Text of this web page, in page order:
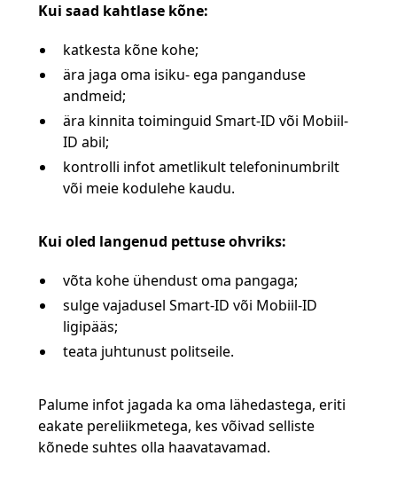
Kui saad kahtlase kõne:
katkesta kõne kohe;
ära jaga oma isiku- ega panganduse
andmeid;
ära kinnita toiminguid Smart-ID või Mobiil-
ID abil;
kontrolli infot ametlikult telefoninumbrilt
või meie kodulehe kaudu.
Kui oled langenud pettuse ohvriks:
võta kohe ühendust oma pangaga;
sulge vajadusel Smart-ID või Mobiil-ID
ligipääs;
teata juhtunust politseile.
Palume infot jagada ka oma lähedastega, eriti
eakate pereliikmetega, kes võivad selliste
kõnede suhtes olla haavatavamad.